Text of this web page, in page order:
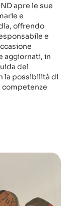
apre le sue
e
offrendo
e
aggiornati, in
del
la possibilità di